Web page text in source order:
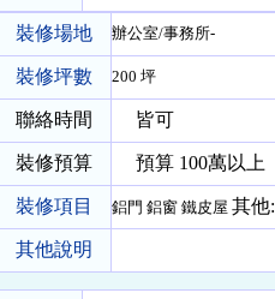
裝修場地 辦公室/事務所-
裝修坪數 200 坪
聯絡時間 皆可
裝修預算 預算 100萬以上
裝修項目 鋁門 鋁窗 鐵皮屋 其他:
其他說明